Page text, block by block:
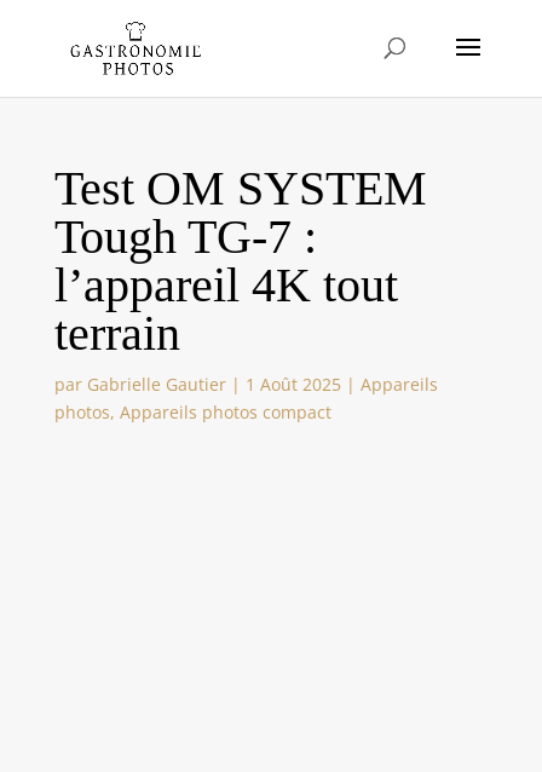
Test OM SYSTEM
Tough TG-7 :
l’appareil 4K tout
terrain
par Gabrielle Gautier| 1 Août 2025| Appareils
photos, Appareils photos compact